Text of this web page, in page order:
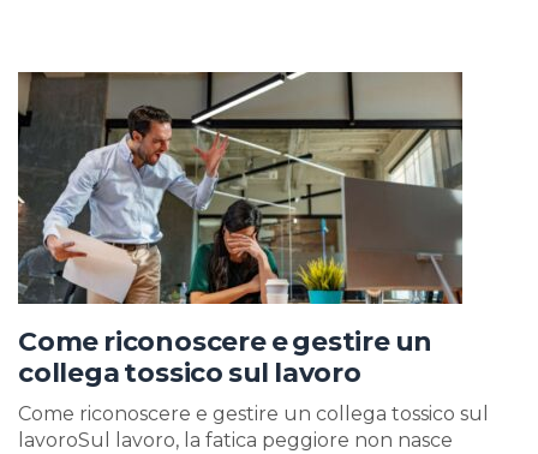
Come riconoscere e gestire un
collega tossico sul lavoro
Come riconoscere e gestire un collega tossico sul
lavoroSul lavoro, la fatica peggiore non nasce